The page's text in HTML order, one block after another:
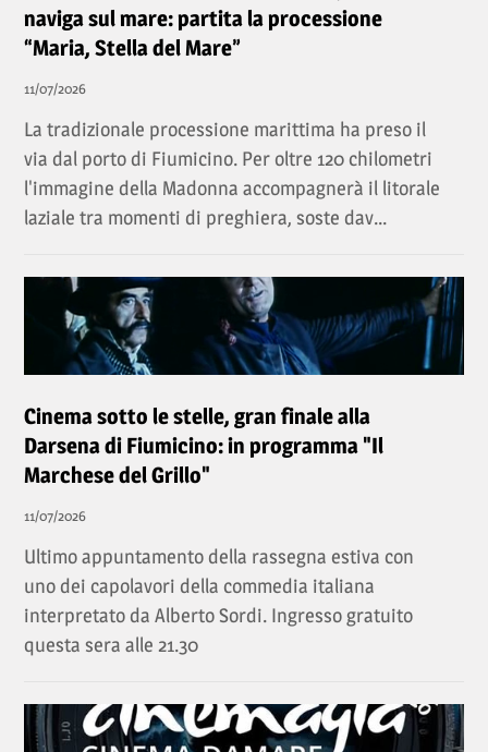
naviga sul mare: partita la processione
“Maria, Stella del Mare”
11/07/2026
La tradizionale processione marittima ha preso il
via dal porto di Fiumicino. Per oltre 120 chilometri
l'immagine della Madonna accompagnerà il litorale
laziale tra momenti di preghiera, soste dav...
Cinema sotto le stelle, gran finale alla
Darsena di Fiumicino: in programma "Il
Marchese del Grillo"
11/07/2026
Ultimo appuntamento della rassegna estiva con
uno dei capolavori della commedia italiana
interpretato da Alberto Sordi. Ingresso gratuito
questa sera alle 21.30